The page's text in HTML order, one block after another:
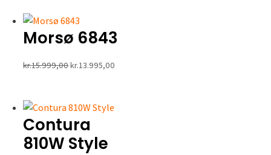
var:
kr.18.999,00.kr.17.795,00.
Morsø 6843
kr.15.999,00Den
var:
kr.15.999,00.
kr.13.995,00
Contura
810W Style